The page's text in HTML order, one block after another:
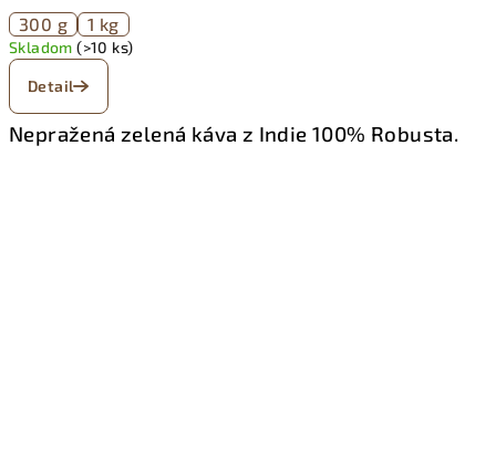
300 g 1 kg
Skladom(>10 ks)
Detail
Nepražená zelená káva z Indie 100% Robusta.